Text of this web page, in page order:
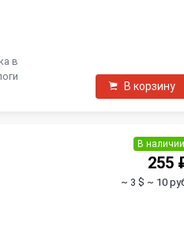
в
В корзину
В наличии
255
~ 3 $ ~ 10